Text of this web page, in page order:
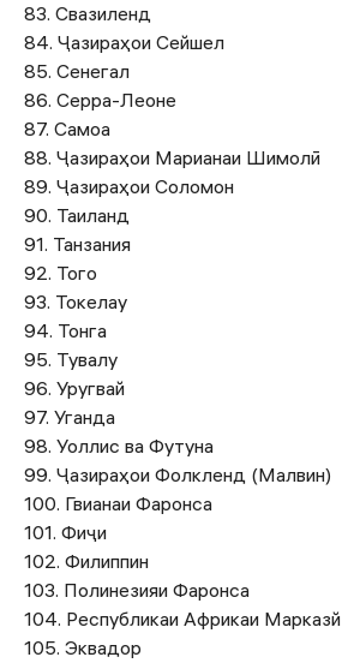
83. Свазиленд
84. Ҷазираҳои Сейшел
85. Сенегал
86. Серра-Леоне
87. Самоа
88. Ҷазираҳои Марианаи Шимолӣ
89. Ҷазираҳои Соломон
90. Таиланд
91. Танзания
92. Того
93. Токелау
94. Тонга
95. Тувалу
96. Уругвай
97. Уганда
98. Уоллис ва Футуна
99. Ҷазираҳои Фолкленд (Малвин)
100. Гвианаи Фаронса
101. Фиҷи
102. Филиппин
103. Полинезияи Фаронса
104. Республикаи Африкаи Марказй
105. Эквадор